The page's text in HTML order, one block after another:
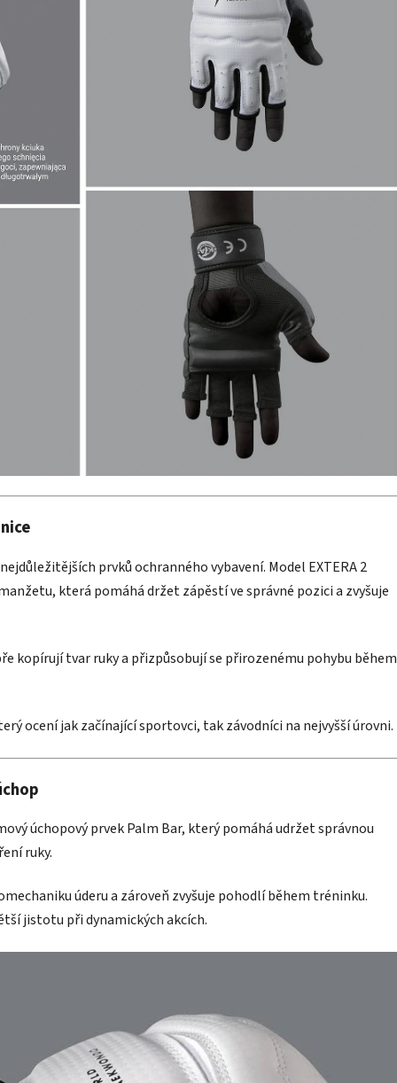
prvků ochranného vybavení. Model EXTERA 2
která pomáhá držet zápěstí ve správné pozici a zvyšuje
kopírují tvar ruky a přizpůsobují se přirozenému pohybu během
ocení jak začínající sportovci, tak závodníci na nejvyšší úrovni.
úchopový prvek Palm Bar, který pomáhá udržet správnou
ruky.
úderu a zároveň zvyšuje pohodlí během tréninku.
jistotu při dynamických akcích.